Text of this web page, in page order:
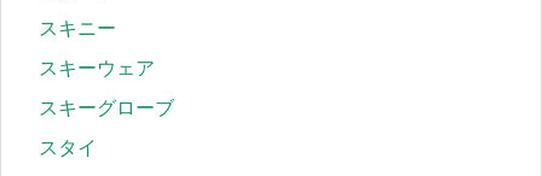
スキニー
スキーウェア
スキーグローブ
スタイ